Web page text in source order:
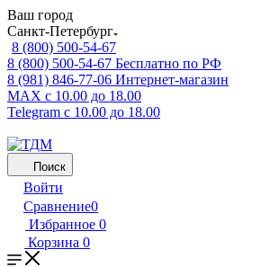
Ваш город
Санкт-Петербург
8 (800) 500-54-67
8 (800) 500-54-67 Бесплатно по РФ
8 (981) 846-77-06 Интернет-магазин
MAX с 10.00 до 18.00
Telegram с 10.00 до 18.00
Поиск
Войти
Сравнение0
Избранное 0
Корзина 0